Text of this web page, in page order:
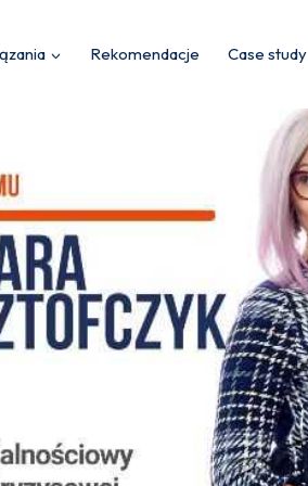
Rekomendacje Case study